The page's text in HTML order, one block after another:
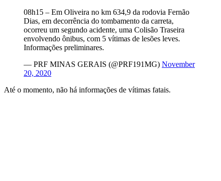
08h15 – Em Oliveira no km 634,9 da rodovia Fernão
Dias, em decorrência do tombamento da carreta,
ocorreu um segundo acidente, uma Colisão Traseira
envolvendo ônibus, com 5 vítimas de lesões leves.
Informações preliminares.
— PRF MINAS GERAIS (@PRF191MG) November
20, 2020
Até o momento, não há informações de vítimas fatais.